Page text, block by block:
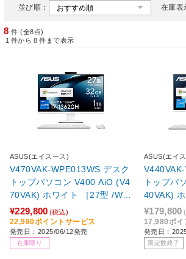
並び順： 在庫表
8 件 (全8点)
1 件から 8 件まで表示
ASUS(エイスース)
V470VAK-WPE013WS デスク
トップパソコン V400 AiO (V4
70VAK) ホワイト ［27型 /Win
dows11 Home /intel Core i7 /
メモリ：32GB /SSD：1TB /O
ffice HomeandBusiness /202
5年6月モデル］
¥229,800 (税込)
22,980ポイントサービス
発売日：2025/06/12発売
在庫限り
ASUS(エイ
トップパ
40VAK)
indows11
/メモリ：
/Office
025年6月
¥179,800
17,980ポイ
発売日：
限定数終了